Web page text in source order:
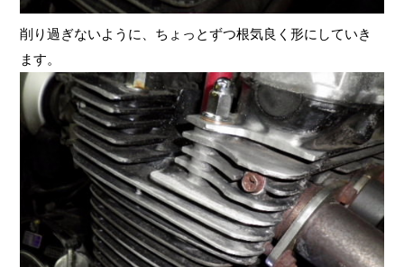
削り過ぎないように、ちょっとずつ根気良く形にしていき
ます。